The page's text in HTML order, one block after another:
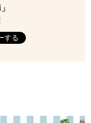
する